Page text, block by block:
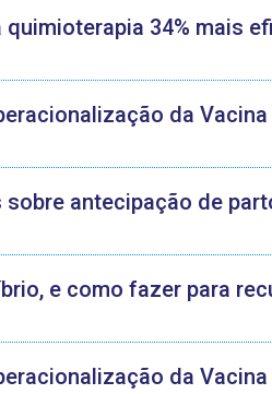
34% mais
da
antecipação de
e como fazer para
da